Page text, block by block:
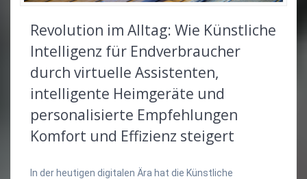
Revolution im Alltag: Wie Künstliche
Intelligenz für Endverbraucher
durch virtuelle Assistenten,
intelligente Heimgeräte und
personalisierte Empfehlungen
Komfort und Effizienz steigert
In der heutigen digitalen Ära hat die Künstliche